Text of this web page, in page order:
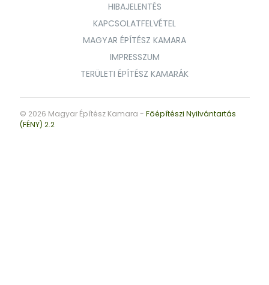
HIBAJELENTÉS
KAPCSOLATFELVÉTEL
MAGYAR ÉPÍTÉSZ KAMARA
IMPRESSZUM
TERÜLETI ÉPÍTÉSZ KAMARÁK
© 2026 Magyar Építész Kamara - Főépítészi Nyilvántartás
(FÉNY) 2.2